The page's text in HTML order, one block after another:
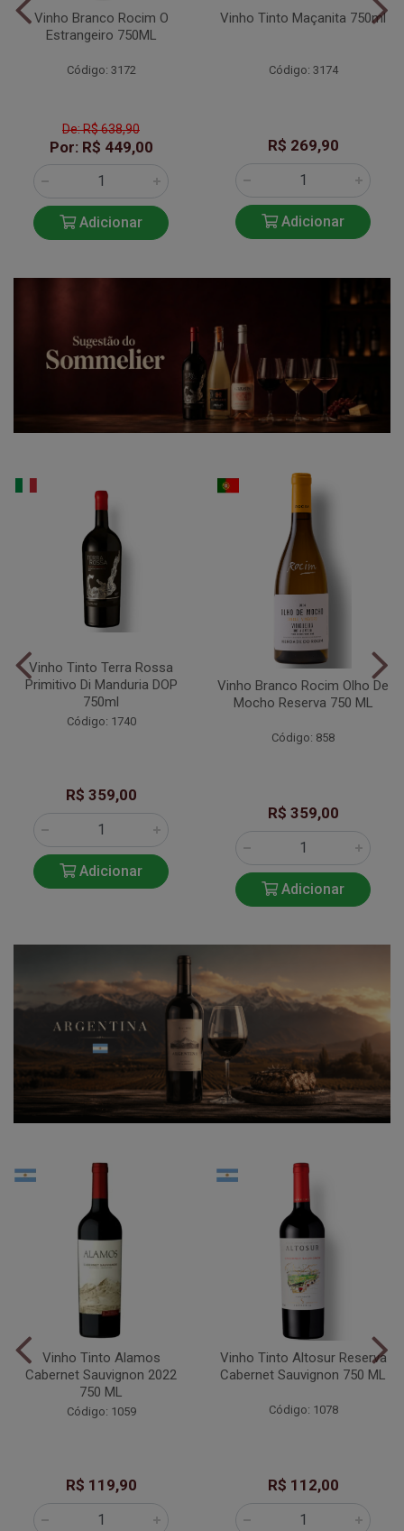
Vinho Branco Rocim O
Estrangeiro 750ML
Código: 3172
De: R$ 638,90
Por: R$ 449,00
Adicionar
Vinho Tinto Maçanita 750ml
Código: 3174
R$ 269,90
Adicionar
Vinho Tinto Terra Rossa
Primitivo Di Manduria DOP
750ml
Código: 1740
R$ 359,00
Adicionar
Vinho Branco Rocim Olho De
Mocho Reserva 750 ML
Código: 858
R$ 359,00
Adicionar
Vinho Tinto Alamos
Cabernet Sauvignon 2022
750 ML
Código: 1059
R$ 119,90
Vinho Tinto Altosur Reserva
Cabernet Sauvignon 750 ML
Código: 1078
R$ 112,00